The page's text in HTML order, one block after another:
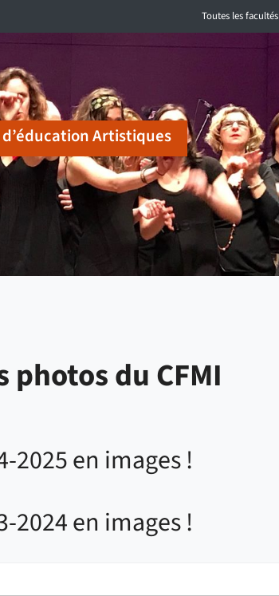
Toutes les facultés
Artistiques
photos du CFMI
2025 en images !
2024 en images !